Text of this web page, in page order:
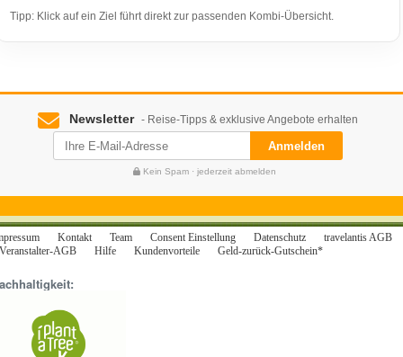
Tipp: Klick auf ein Ziel führt direkt zur passenden Kombi-Übersicht.
Newsletter - Reise-Tipps & exklusive Angebote erhalten
Anmelden
Kein Spam · jederzeit abmelden
Kontakt Team Consent Einstellung Datenschutz
travelantis AGB
Veranstalter-AGB
Hilfe Kundenvorteile Geld-zurück-Gutschein*